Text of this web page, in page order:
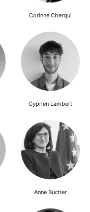
Corinne Cherqui
Cyprien Lambert
Anne Bucher